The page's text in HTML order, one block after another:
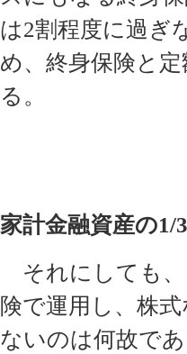
は2割程度に過ぎ
め、終身保険と
る。
家計金融資産の1/
それにしても、
険で運用し、株
ないのは何故で